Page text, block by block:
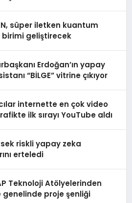
süper iletken kuantum
birimi geliştirecek
Erdoğan’ın yapay
“BİLGE” vitrine çıkıyor
internette en çok video
ilk sırayı YouTube aldı
riskli yapay zeka
erteledi
Teknoloji Atölyelerinden
genelinde proje şenliği